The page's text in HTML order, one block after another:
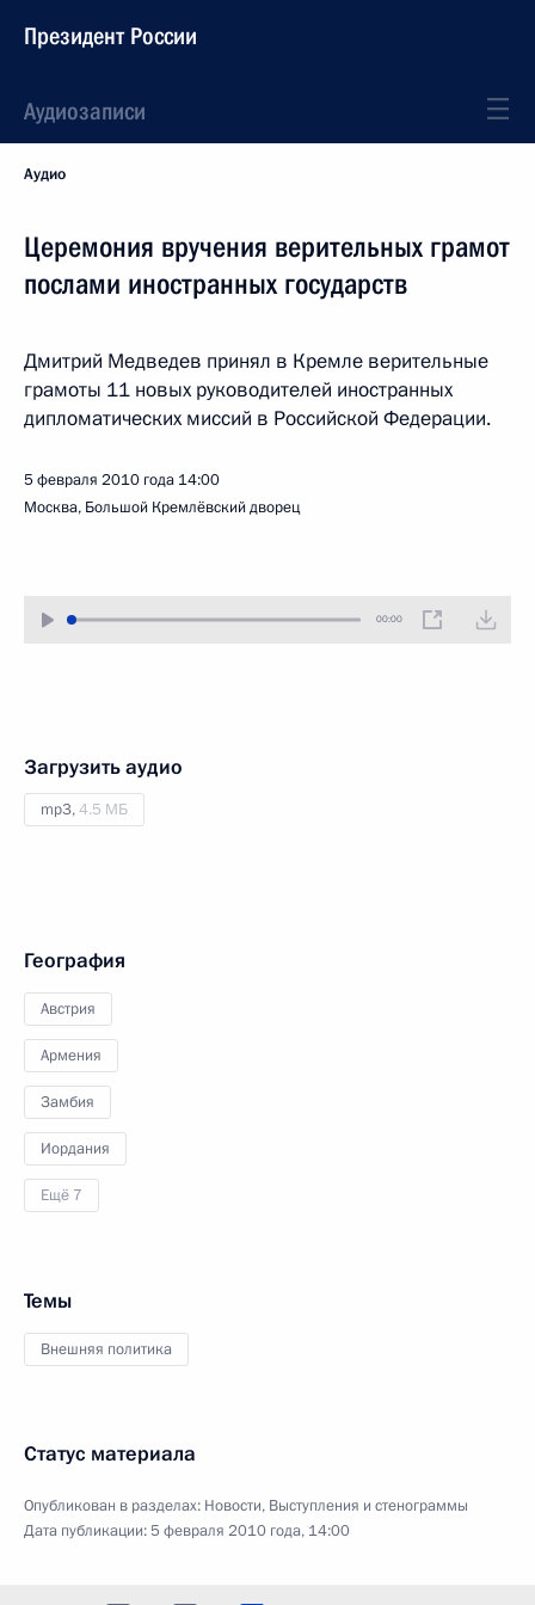
Президент России
Аудиозаписи
Аудио
Церемония вручения верительных грамот
послами иностранных государств
Дмитрий Медведев принял в Кремле верительные
грамоты 11 новых руководителей иностранных
дипломатических миссий в Российской Федерации.
5 февраля 2010 года 14:00
Москва, Большой Кремлёвский дворец
00:00
Загрузить аудио
mp3,4.5 МБ
География
Австрия
Армения
Замбия
Иордания
Ещё 7
Темы
Внешняя политика
Статус материала
Опубликован в разделах: Новости, Выступления и стенограммы
Дата публикации:5 февраля 2010 года, 14:00